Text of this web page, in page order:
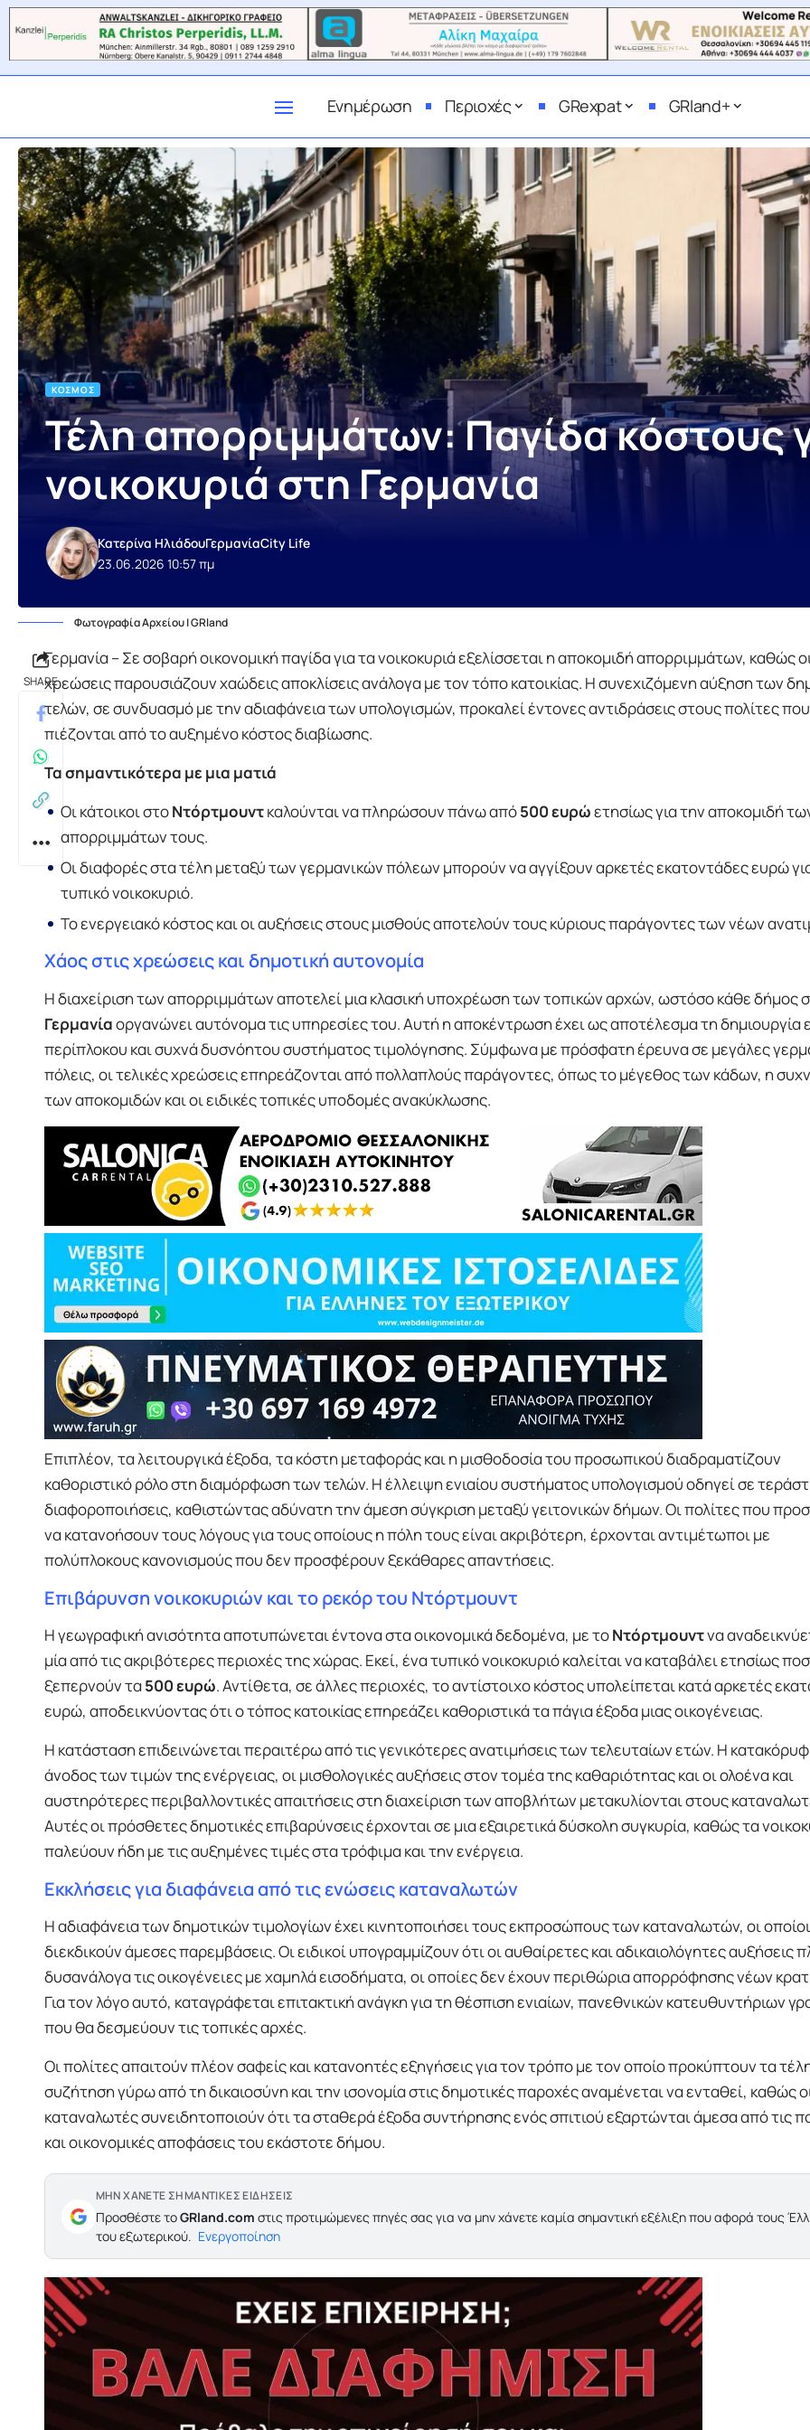
Ενημέρωση Περιοχές GRexpat GRland+
ΚΌΣΜΟΣ
Τέλη απορριμμάτων: Παγίδα κόστους
νοικοκυριά στη Γερμανία
23.06.2026 10:57 πμ
Κατερίνα ΗλιάδουΓερμανίαCity Life
Φωτογραφία Αρχείου | GRland
SHARE
Γερμανία – Σε σοβαρή οικονομική παγίδα για τα νοικοκυριά εξελίσσεται η αποκομιδή απορριμμάτων, καθώς
χρεώσεις παρουσιάζουν χαώδεις αποκλίσεις ανάλογα με τον τόπο κατοικίας. Η συνεχιζόμενη αύξηση των
τελών, σε συνδυασμό με την αδιαφάνεια των υπολογισμών, προκαλεί έντονες αντιδράσεις στους πολίτες
πιέζονται από το αυξημένο κόστος διαβίωσης.
Τα σημαντικότερα με μια ματιά
Οι κάτοικοι στοΝτόρτμουντκαλούνται να πληρώσουν πάνω από500 ευρώετησίως για την αποκομιδή
απορριμμάτων τους.
Οι διαφορές στα τέλη μεταξύ των γερμανικών πόλεων μπορούν να αγγίξουν αρκετές εκατοντάδες ευρώ
τυπικό νοικοκυριό.
Το ενεργειακό κόστος και οι αυξήσεις στους μισθούς αποτελούν τους κύριους παράγοντες των νέων
Χάος στις χρεώσεις και δημοτική αυτονομία
Η διαχείριση των απορριμμάτων αποτελεί μια κλασική υποχρέωση των τοπικών αρχών, ωστόσο κάθε δήμος
Γερμανίαοργανώνει αυτόνομα τις υπηρεσίες του. Αυτή η αποκέντρωση έχει ως αποτέλεσμα τη δημιουργία
περίπλοκου και συχνά δυσνόητου συστήματος τιμολόγησης. Σύμφωνα με πρόσφατη έρευνα σε μεγάλες
πόλεις, οι τελικές χρεώσεις επηρεάζονται από πολλαπλούς παράγοντες, όπως το μέγεθος των κάδων, η
των αποκομιδών και οι ειδικές τοπικές υποδομές ανακύκλωσης.
Επιπλέον, τα λειτουργικά έξοδα, τα κόστη μεταφοράς και η μισθοδοσία του προσωπικού διαδραματίζουν
καθοριστικό ρόλο στη διαμόρφωση των τελών. Η έλλειψη ενιαίου συστήματος υπολογισμού οδηγεί σε
διαφοροποιήσεις, καθιστώντας αδύνατη την άμεση σύγκριση μεταξύ γειτονικών δήμων. Οι πολίτες που
να κατανοήσουν τους λόγους για τους οποίους η πόλη τους είναι ακριβότερη, έρχονται αντιμέτωποι με
πολύπλοκους κανονισμούς που δεν προσφέρουν ξεκάθαρες απαντήσεις.
Επιβάρυνση νοικοκυριών και το ρεκόρ του Ντόρτμουντ
Η γεωγραφική ανισότητα αποτυπώνεται έντονα στα οικονομικά δεδομένα, με τοΝτόρτμουντνα
μία από τις ακριβότερες περιοχές της χώρας. Εκεί, ένα τυπικό νοικοκυριό καλείται να καταβάλει ετησίως
ξεπερνούν τα500 ευρώ. Αντίθετα, σε άλλες περιοχές, το αντίστοιχο κόστος υπολείπεται κατά αρκετές
ευρώ, αποδεικνύοντας ότι ο τόπος κατοικίας επηρεάζει καθοριστικά τα πάγια έξοδα μιας οικογένειας.
Η κατάσταση επιδεινώνεται περαιτέρω από τις γενικότερες ανατιμήσεις των τελευταίων ετών. Η
άνοδος των τιμών της ενέργειας, οι μισθολογικές αυξήσεις στον τομέα της καθαριότητας και οι ολοένα και
αυστηρότερες περιβαλλοντικές απαιτήσεις στη διαχείριση των αποβλήτων μετακυλίονται στους
Αυτές οι πρόσθετες δημοτικές επιβαρύνσεις έρχονται σε μια εξαιρετικά δύσκολη συγκυρία, καθώς τα
παλεύουν ήδη με τις αυξημένες τιμές στα τρόφιμα και την ενέργεια.
Εκκλήσεις για διαφάνεια από τις ενώσεις καταναλωτών
Η αδιαφάνεια των δημοτικών τιμολογίων έχει κινητοποιήσει τους εκπροσώπους των καταναλωτών, οι οποίοι
διεκδικούν άμεσες παρεμβάσεις. Οι ειδικοί υπογραμμίζουν ότι οι αυθαίρετες και αδικαιολόγητες αυξήσεις
δυσανάλογα τις οικογένειες με χαμηλά εισοδήματα, οι οποίες δεν έχουν περιθώρια απορρόφησης νέων
Για τον λόγο αυτό, καταγράφεται επιτακτική ανάγκη για τη θέσπιση ενιαίων, πανεθνικών κατευθυντήριων
που θα δεσμεύουν τις τοπικές αρχές.
Οι πολίτες απαιτούν πλέον σαφείς και κατανοητές εξηγήσεις για τον τρόπο με τον οποίο προκύπτουν τα
συζήτηση γύρω από τη δικαιοσύνη και την ισονομία στις δημοτικές παροχές αναμένεται να ενταθεί, καθώς
καταναλωτές συνειδητοποιούν ότι τα σταθερά έξοδα συντήρησης ενός σπιτιού εξαρτώνται άμεσα από τις
και οικονομικές αποφάσεις του εκάστοτε δήμου.
ΜΗΝ ΧΑΝΕΤΕ ΣΗΜΑΝΤΙΚΕΣ ΕΙΔΗΣΕΙΣ
Προσθέστε τοGRland.com στις προτιμώμενες πηγές σας για να μην χάνετε καμία σημαντική εξέλιξη που αφορά τους
του εξωτερικού. Ενεργοποίηση